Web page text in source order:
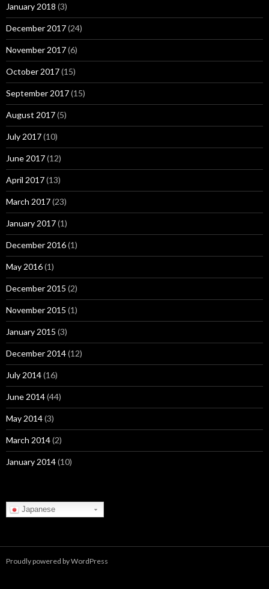
January 2018 (3)
December 2017(24)
November 2017(6)
October 2017(15)
September 2017(15)
August 2017(5)
July 2017(10)
June 2017(12)
April 2017(13)
March 2017(23)
January 2017(1)
December 2016(1)
May 2016(1)
December 2015 (2)
November 2015 (1)
January 2015 (3)
December 2014(12)
July 2014(16)
June 2014(44)
May 2014(3)
March 2014(2)
January 2014(10)
Japanese
Proudly powered by WordPress